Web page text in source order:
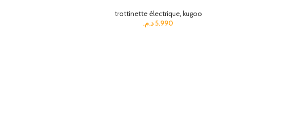
trottinette électrique, kugoo
5.990د.م.